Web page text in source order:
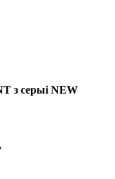
з серыі NEW